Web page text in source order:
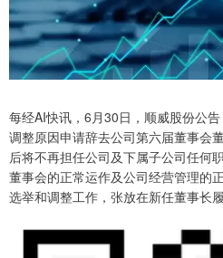
每经AI快讯，6月30日，顺威股份公
调整原因申请辞去公司第六届董事会
后将不再担任公司及下属子公司任何
董事会的正常运作及公司经营管理的
选举和调整工作，张放在新任董事长